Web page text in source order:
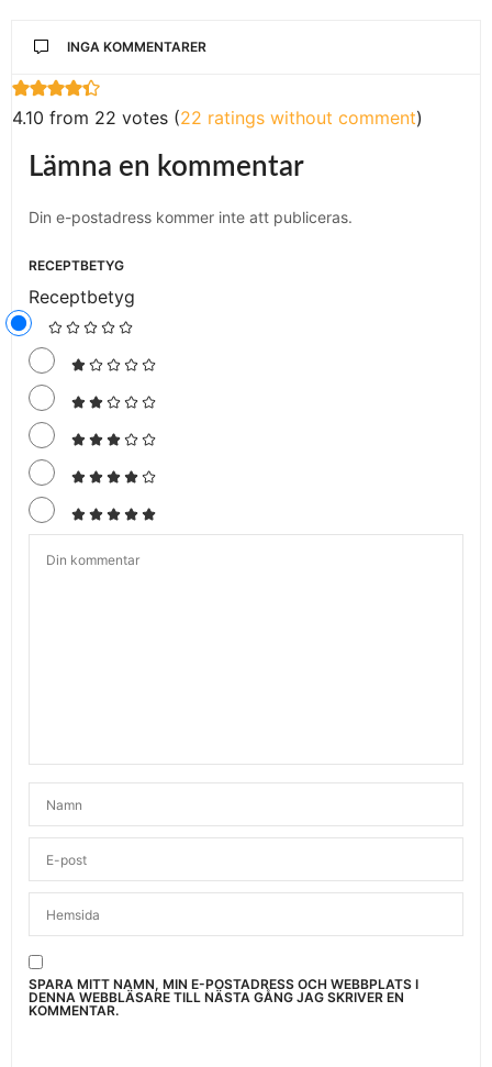
INGA KOMMENTARER
4.10 from 22 votes (22 ratings without comment)
Lämna en kommentar
Din e-postadress kommer inte att publiceras.
RECEPTBETYG
Receptbetyg
SPARA MITT NAMN, MIN E-POSTADRESS OCH WEBBPLATS I
DENNA WEBBLÄSARE TILL NÄSTA GÅNG JAG SKRIVER EN
KOMMENTAR.